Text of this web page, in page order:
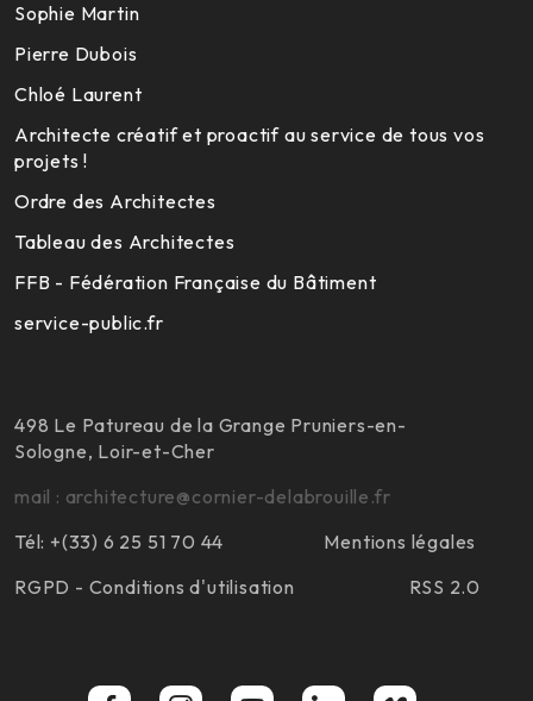
Sophie Martin
Pierre Dubois
Chloé Laurent
Architecte créatif et proactif au service de tous vos
projets !
Ordre des Architectes
Tableau des Architectes
FFB - Fédération Française du Bâtiment
service-public.fr
498 Le Patureau de la Grange Pruniers-en-
Sologne, Loir-et-Cher
mail : architecture@cornier-delabrouille.fr
Tél: +(33) 6 25 51 70 44
Mentions légales
RGPD - Conditions d'utilisation
RSS 2.0